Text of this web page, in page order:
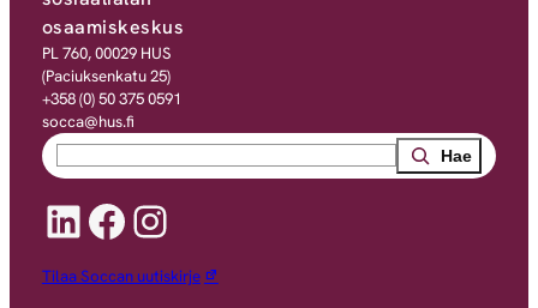
osaamiskeskus
PL 760, 00029 HUS
(Paciuksenkatu 25)
+358 (0) 50 375 0591
socca@hus.fi
Search
LinkedIn
Facebook
Instagram
Tilaa Soccan uutiskirje